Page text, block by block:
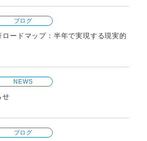
ブログ
ロードマップ：半年で実現する現実的
NEWS
せ
ブログ